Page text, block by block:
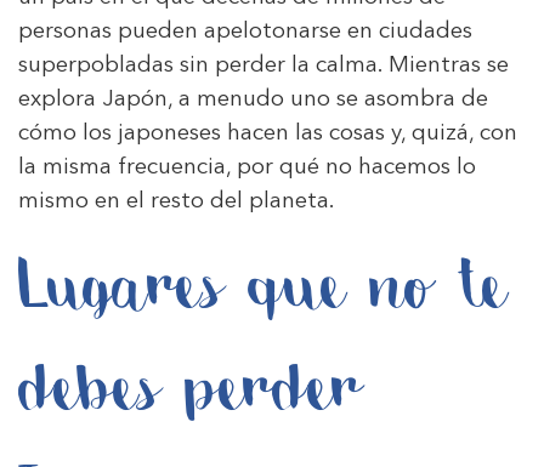
personas pueden apelotonarse en ciudades
superpobladas sin perder la calma. Mientras se
explora Japón, a menudo uno se asombra de
cómo los japoneses hacen las cosas y, quizá, con
la misma frecuencia, por qué no hacemos lo
mismo en el resto del planeta.
Lugares que no te
debes perder